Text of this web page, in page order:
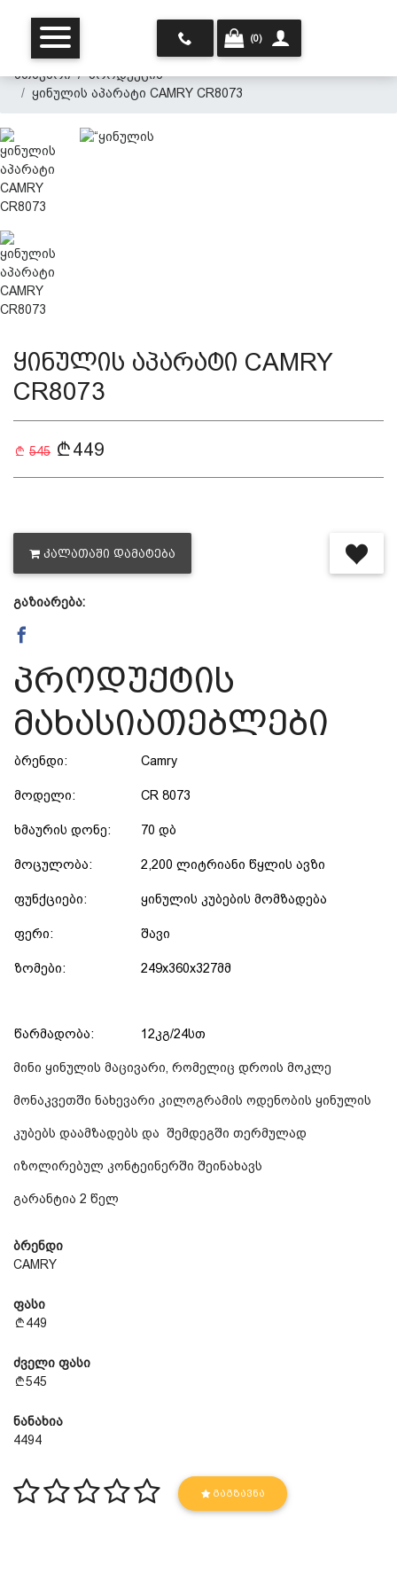
ჩვენ შესახებ
პერსონალურ მონაცემთა
დაცვის პოლიტიკა
საკონტაქტო ინფორმაცია
წესები და პირობები
პოლიტიკა
(0)
მთავარი
პროდუქცია
ყინულის აპარატი CAMRY CR8073
ყინულის აპარატი CAMRY
CR8073
545 449
ᲙᲐᲚᲐᲗᲐᲨᲘ ᲓᲐᲛᲐᲢᲔᲑᲐ
გაზიარება:
პროდუქტის
მახასიათებლები
ბრენდი: Camry
მოდელი: CR 8073
ხმაურის დონე: 70 დბ
მოცულობა: 2,200 ლიტრიანი წყლის ავზი
ფუნქციები: ყინულის კუბების მომზადება
ფერი: შავი
ზომები:
წარმადობა:
249x360x327მმ
12კგ/24სთ
მინი ყინულის მაცივარი, რომელიც დროის მოკლე
მონაკვეთში ნახევარი კილოგრამის ოდენობის ყინულის
კუბებს დაამზადებს და შემდეგში თერმულად
იზოლირებულ კონტეინერში შეინახავს
გარანტია 2 წელ
ბრენდი
CAMRY
ფასი
449
ძველი ფასი
545
ნანახია
4494
ᲒᲐᲒᲖᲐᲕᲜᲐ